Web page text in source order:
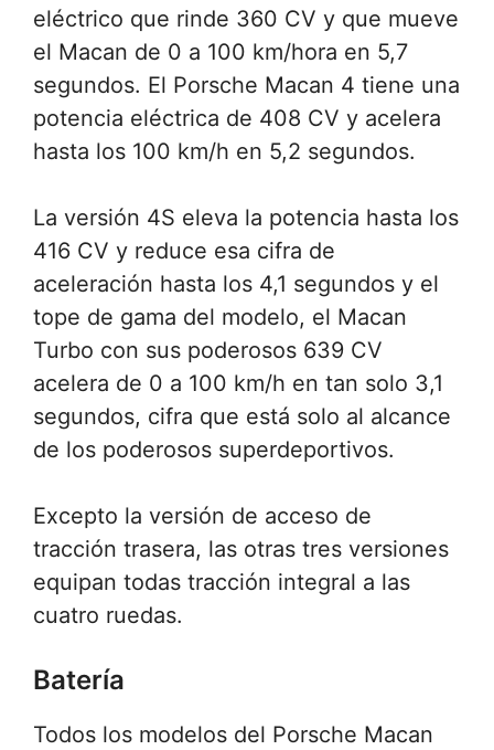
eléctrico que rinde 360 CV y que mueve
el Macan de 0 a 100 km/hora en 5,7
segundos. El Porsche Macan 4 tiene una
potencia eléctrica de 408 CV y acelera
hasta los 100 km/h en 5,2 segundos.
La versión 4S eleva la potencia hasta los
416 CV y reduce esa cifra de
aceleración hasta los 4,1 segundos y el
tope de gama del modelo, el Macan
Turbo con sus poderosos 639 CV
acelera de 0 a 100 km/h en tan solo 3,1
segundos, cifra que está solo al alcance
de los poderosos superdeportivos.
Excepto la versión de acceso de
tracción trasera, las otras tres versiones
equipan todas tracción integral a las
cuatro ruedas.
Batería
Todos los modelos del Porsche Macan